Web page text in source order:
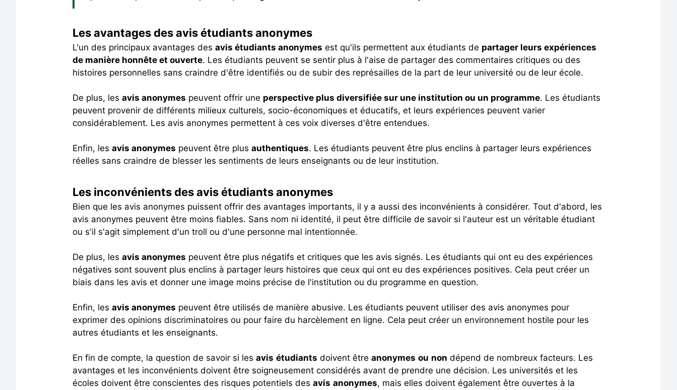
Les avantages des avis étudiants anonymes
L'un des principaux avantages des avis étudiants anonymes est qu'ils permettent aux étudiants de partager leurs expériences
de manière honnête et ouverte. Les étudiants peuvent se sentir plus à l'aise de partager des commentaires critiques ou des
histoires personnelles sans craindre d'être identifiés ou de subir des représailles de la part de leur université ou de leur école.
De plus, les avis anonymes peuvent offrir une perspective plus diversifiée sur une institution ou un programme. Les étudiants
peuvent provenir de différents milieux culturels, socio-économiques et éducatifs, et leurs expériences peuvent varier
considérablement. Les avis anonymes permettent à ces voix diverses d'être entendues.
Enfin, les avis anonymes peuvent être plus authentiques. Les étudiants peuvent être plus enclins à partager leurs expériences
réelles sans craindre de blesser les sentiments de leurs enseignants ou de leur institution.
Les inconvénients des avis étudiants anonymes
Bien que les avis anonymes puissent offrir des avantages importants, il y a aussi des inconvénients à considérer. Tout d'abord, les
avis anonymes peuvent être moins fiables. Sans nom ni identité, il peut être difficile de savoir si l'auteur est un véritable étudiant
ou s'il s'agit simplement d'un troll ou d'une personne mal intentionnée.
De plus, les avis anonymes peuvent être plus négatifs et critiques que les avis signés. Les étudiants qui ont eu des expériences
négatives sont souvent plus enclins à partager leurs histoires que ceux qui ont eu des expériences positives. Cela peut créer un
biais dans les avis et donner une image moins précise de l'institution ou du programme en question.
Enfin, les avis anonymes peuvent être utilisés de manière abusive. Les étudiants peuvent utiliser des avis anonymes pour
exprimer des opinions discriminatoires ou pour faire du harcèlement en ligne. Cela peut créer un environnement hostile pour les
autres étudiants et les enseignants.
En fin de compte, la question de savoir si les avis étudiants doivent être anonymes ou non dépend de nombreux facteurs. Les
avantages et les inconvénients doivent être soigneusement considérés avant de prendre une décision. Les universités et les
écoles doivent être conscientes des risques potentiels des avis anonymes, mais elles doivent également être ouvertes à la